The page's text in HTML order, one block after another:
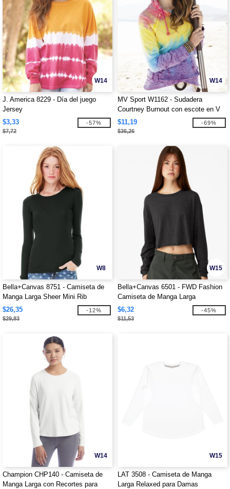
W14
J. America 8229 - Día del juego
Jersey
$3,33
$7,72
-57%
W14
MV Sport W1162 - Sudadera
Courtney Burnout con escote en V
$11,19
$36,26
-69%
W8
Bella+Canvas 8751 - Camiseta de
Manga Larga Sheer Mini Rib
$26,35
$29,83
-12%
W15
Bella+Canvas 6501 - FWD Fashion
Camiseta de Manga Larga
Recortada para Mujer
$6,32
$11,53
-45%
W14
Champion CHP140 - Camiseta de
Manga Larga con Recortes para
W15
LAT 3508 - Camiseta de Manga
Larga Relaxed para Damas